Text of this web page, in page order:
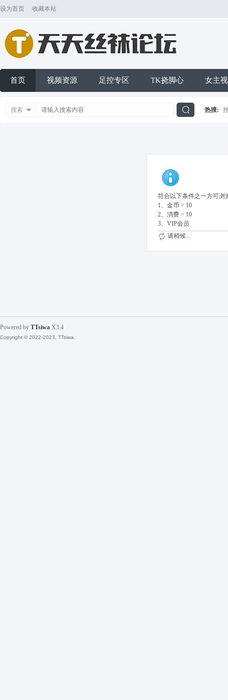
设为首页 收藏本站
首页 视频资源 足控专区 TK挠脚心 女主
搜索 热搜:
符合以下条件之一方可浏
1、金币 > 10
2、消费 > 10
3、VIP会员
请稍候...
Powered by TTsiwa X3.4
Copyright © 2022-2023, TTsiwa.